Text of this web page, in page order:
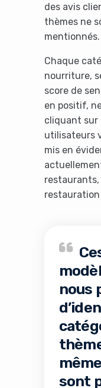
des avis
thèmes ne
mentionnés.
Chaque
nourriture,
score de
en positif,
cliquant sur
utilisateurs
mis en
restauration
nous
sont